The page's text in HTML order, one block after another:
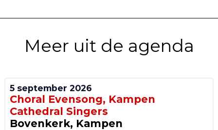
Meer uit de agenda
5 september 2026
Choral Evensong, Kampen
Cathedral Singers
Bovenkerk, Kampen